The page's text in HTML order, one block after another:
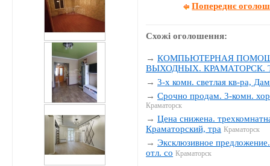
Попереднє
Схожі оголошення:
→КОМПЬЮТЕРНАЯ
ВЫХОДНЫХ. КРАМАТОРСК.
→3-х комн. светлая кв-ра,
→Срочно продам. 3-комн.
Краматорск
→Цена снижена.
Краматорский, тра Краматорск
→Эксклюзивное
отл. со Краматорск